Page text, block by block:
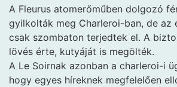
A Fleurus atomerőműben dolgozó
gyilkolták meg Charleroi-ban, de az
csak szombaton terjedtek el. A
lövés érte, kutyáját is megölték.
A Le Soirnak azonban a charleroi-i
hogy egyes híreknek megfelelően